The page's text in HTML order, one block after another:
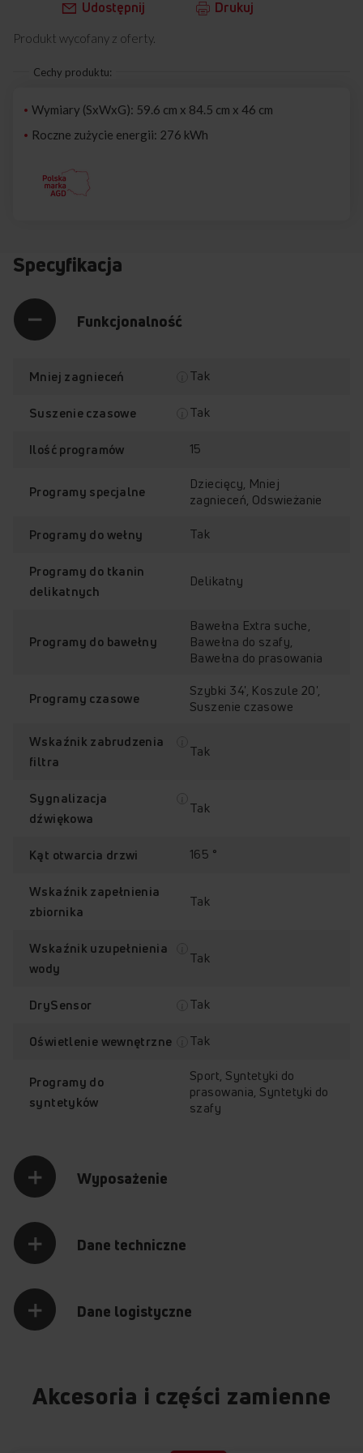
Udostępnij Drukuj
Produkt wycofany z oferty.
Cechy produktu:
Wymiary (SxWxG): 59.6 cm x 84.5 cm x 46 cm
Roczne zużycie energii: 276 kWh
Specyfikacja
Funkcjonalność
Mniej zagnieceń Tak
Suszenie czasowe Tak
Ilość programów 15
Programy specjalne
Dziecięcy, Mniej
zagnieceń, Odswieżanie
Programy do wełny Tak
Programy do tkanin
delikatnych
Delikatny
Programy do bawełny
Bawełna Extra suche,
Bawełna do szafy,
Bawełna do prasowania
Programy czasowe
Szybki 34', Koszule 20',
Suszenie czasowe
Wskaźnik zabrudzenia
filtra
Tak
Sygnalizacja
dźwiękowa
Tak
Kąt otwarcia drzwi 165 °
Wskaźnik zapełnienia
zbiornika
Tak
Wskaźnik uzupełnienia
wody
Tak
DrySensor Tak
Oświetlenie wewnętrzne Tak
Programy do
syntetyków
Sport, Syntetyki do
prasowania, Syntetyki do
szafy
Wyposażenie
Dane techniczne
Dane logistyczne
Akcesoria i części zamienne